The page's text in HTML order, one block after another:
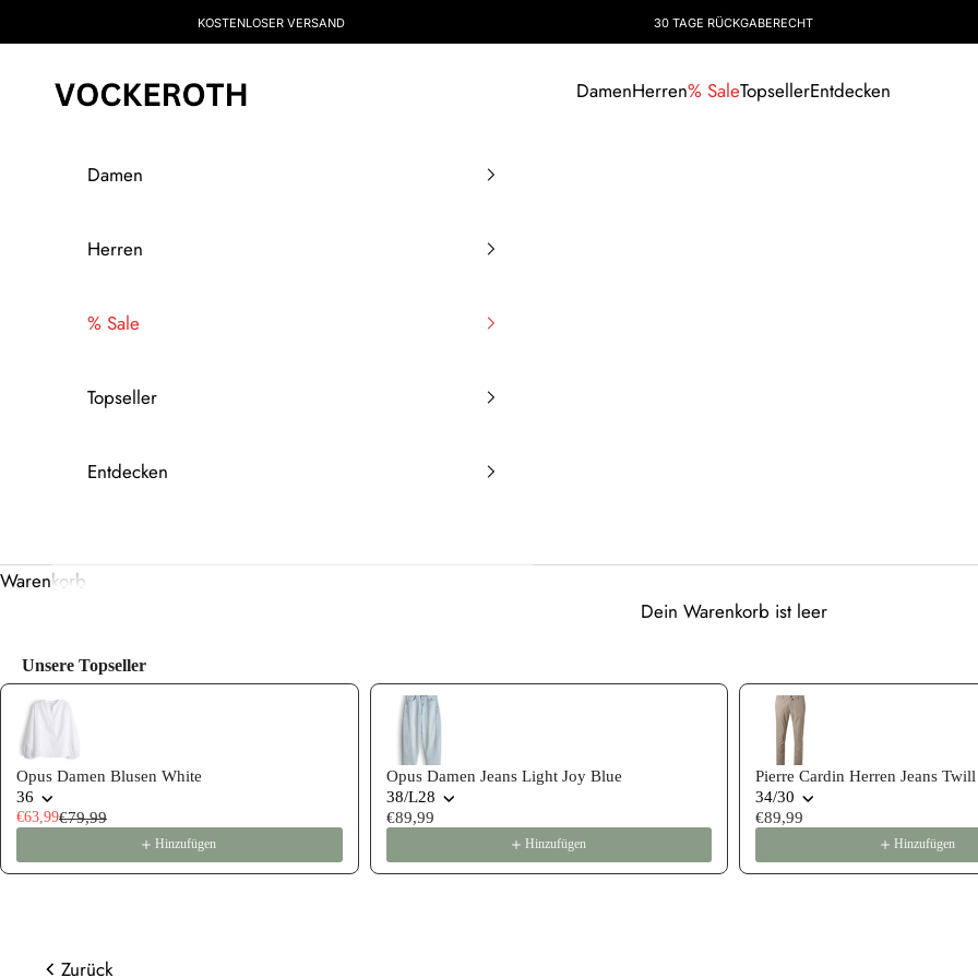
KOSTENLOSER VERSAND 30 TAGE RÜCKGABERECHT
Vockeroth Onlineshop DamenHerren% SaleTopsellerEntdecken
Damen
Herren
% Sale
Topseller
Entdecken
Warenkorb
Dein Warenkorb ist leer
Unsere Topseller
Use the Previous and Next buttons to navigate through product recommendations, or scroll horizontally to view more
Opus Damen Blusen White
36
€63,99€79,99
Hinzufügen
Opus Damen Jeans Light Joy Blue
38/L28
€89,99
Hinzufügen
Pierre Cardin Herren Jeans Twill
34/30
€89,99
Hinzufügen
Zurück